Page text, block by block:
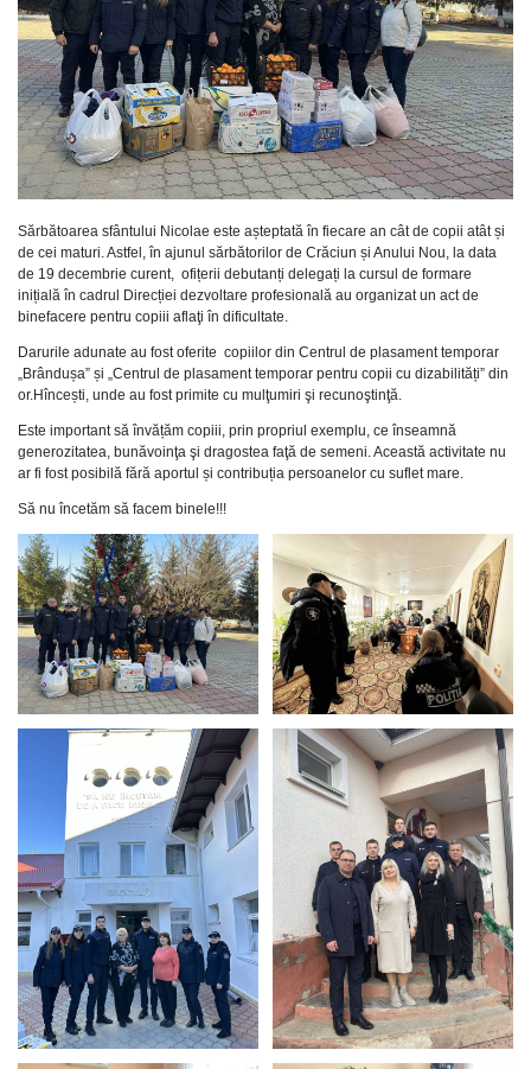
Sărbătoarea sfântului Nicolae este așteptată în fiecare an cât de copii atât și
de cei maturi. Astfel, în ajunul sărbătorilor de Crăciun și Anului Nou, la data
de 19 decembrie curent, ofițerii debutanți delegați la cursul de formare
inițială în cadrul Direcției dezvoltare profesională au organizat un act de
binefacere pentru copiii aflaţi în dificultate.
Darurile adunate au fost oferite copiilor din Centrul de plasament temporar
„Brândușa” și „Centrul de plasament temporar pentru copii cu dizabilități” din
or.Hîncești, unde au fost primite cu mulţumiri şi recunoştinţă.
Este important să învățăm copiii, prin propriul exemplu, ce înseamnă
generozitatea, bunăvoinţa şi dragostea faţă de semeni. Această activitate nu
ar fi fost posibilă fără aportul și contribuția persoanelor cu suflet mare.
Să nu încetăm să facem binele!!!